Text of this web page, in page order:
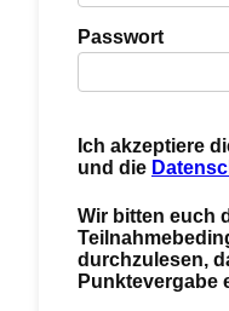
Passwort
Ich akzeptiere
und die
Wir bitten euch
durchzulesen,
Punktevergabe